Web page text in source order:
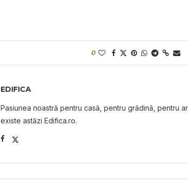
0
EDIFICA
Pasiunea noastră pentru casă, pentru grădină, pentru
existe astăzi Edifica.ro.